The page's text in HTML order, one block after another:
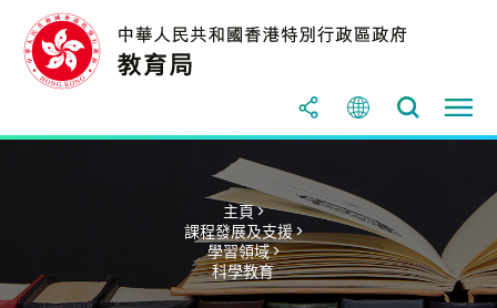
主頁 >
課程發展及支援 >
學習領域 >
科學教育